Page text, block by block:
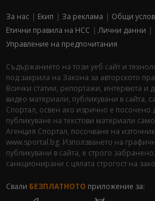
За нас Екип За рекламa
Общи
Етични правила на НСС
Лични данни
Управление на предпочитания
Съдържанието на този уеб сайт и
под закрила на Закона за авторското
Всички статии, репортажи, интервюта и
видео материали, публикувани в сайта,
Спортал, освен ако изрично е посочено
публикуване на текстови материали
Агенция Спортал, посочване на
www.sportal.bg. Използването на
публикувани в сайта, е строго
санкционирани с цялата строгост на
Свали БЕЗПЛАТНОТО приложение за: